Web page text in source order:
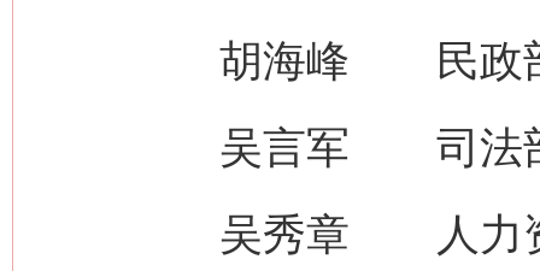
胡海峰 民政部
吴言军 司法部
吴秀章 人力资源